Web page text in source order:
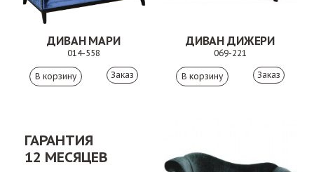
ДИВАН МАРИ
014-558
Заказ
ДИВАН ДИЖЕРИ
069-221
Заказ
ГАРАНТИЯ
12 МЕСЯЦЕВ